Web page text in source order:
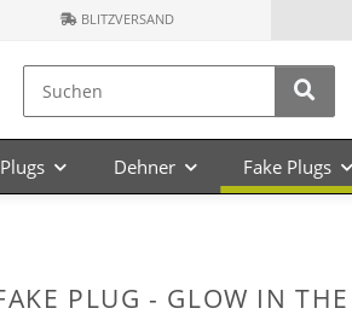
BLITZVERSAND
Plugs Dehner Fake Plugs
PLUG - GLOW IN